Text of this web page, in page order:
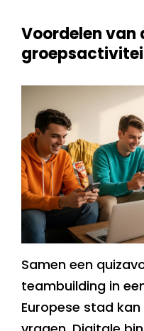
Voordelen van
Samen een
teambuilding in
Europese stad